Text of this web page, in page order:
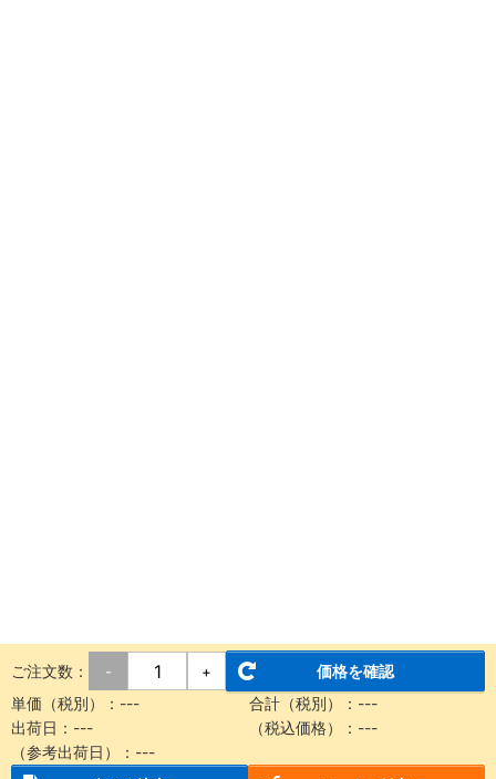
ご注文数： - +
価格を確認
単価（税別）： --- 合計（税別）： ---
出荷日： --- （税込価格）： ---
（参考出荷日）： ---